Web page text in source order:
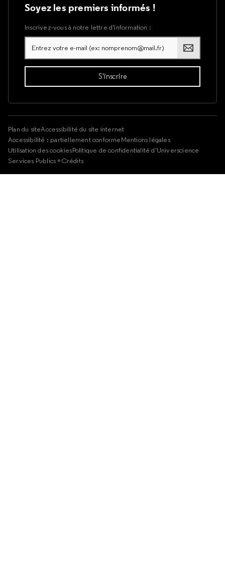
Soyez les premiers informés !
Inscrivez-vous à notre lettre d’information :
Plan du siteAccessibilité du site internet
Accessibilité : partiellement conformeMentions légales
Utilisation des cookiesPolitique de confidentialité d'Universcience
Services Publics +Crédits